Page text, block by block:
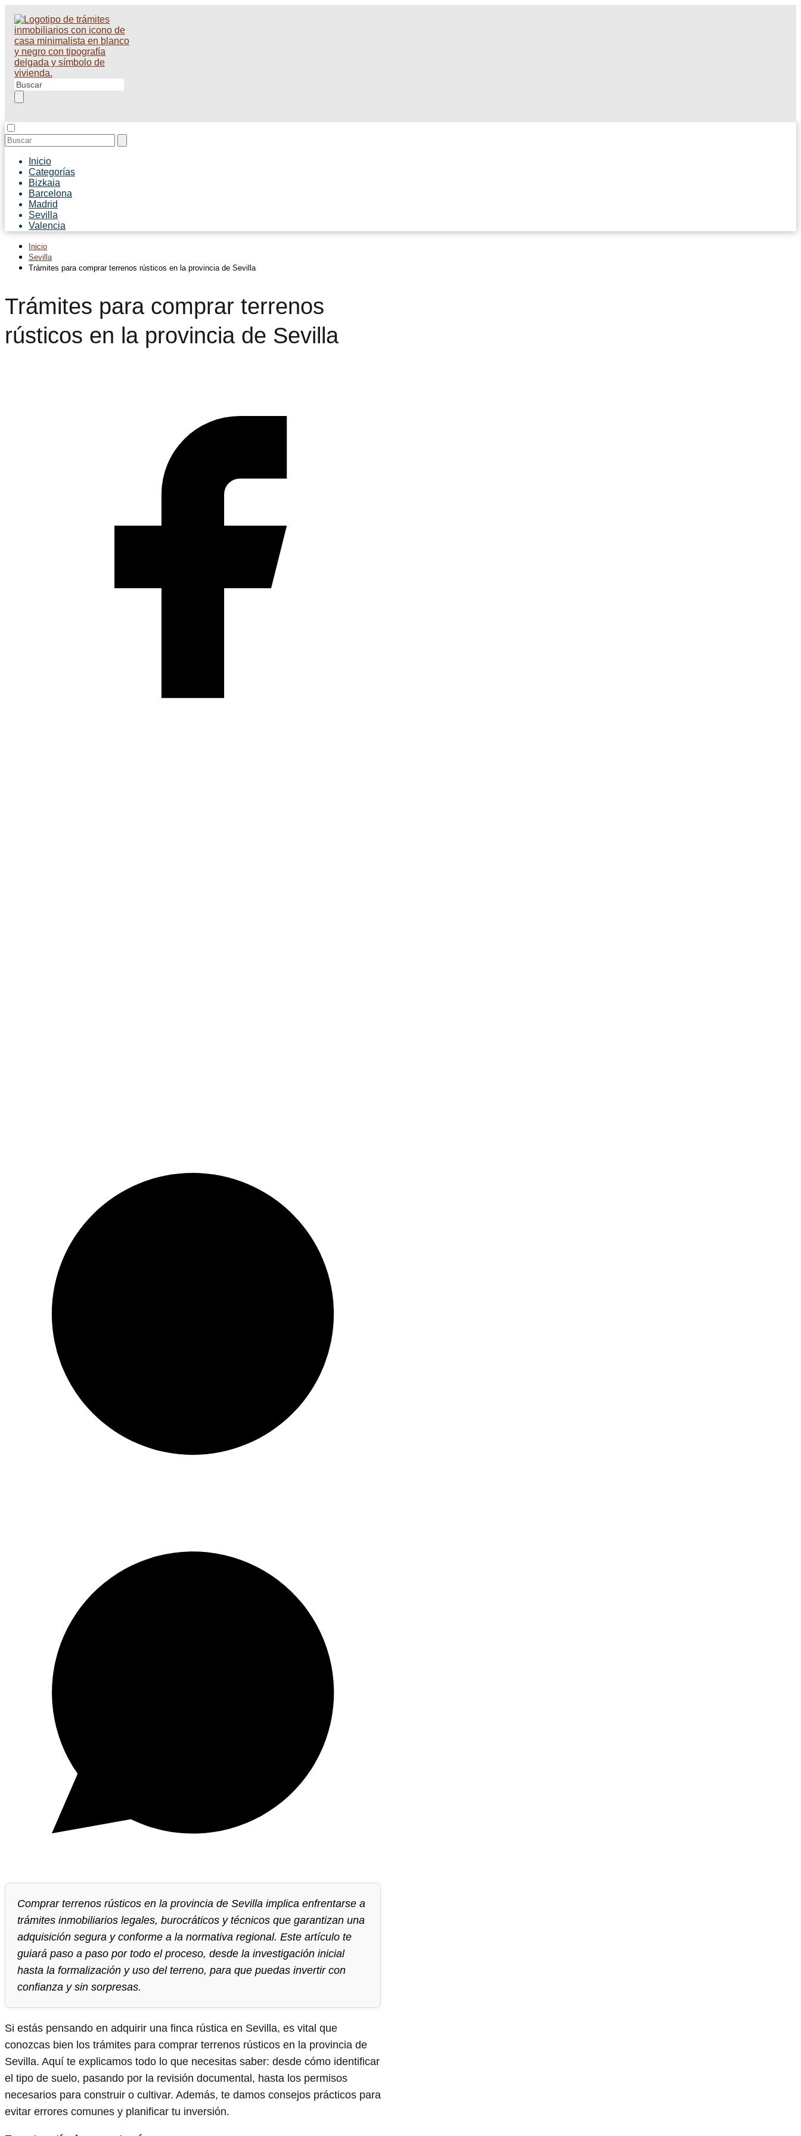
Inicio
Categorías
Bizkaia
Barcelona
Madrid
Sevilla
Valencia
Inicio
Sevilla
Trámites para comprar terrenos rústicos en la provincia de Sevilla
Trámites para comprar terrenos
rústicos en la provincia de Sevilla
Comprar terrenos rústicos en la provincia de Sevilla implica enfrentarse a
trámites inmobiliarios legales, burocráticos y técnicos que garantizan una
adquisición segura y conforme a la normativa regional. Este artículo te
guiará paso a paso por todo el proceso, desde la investigación inicial
hasta la formalización y uso del terreno, para que puedas invertir con
confianza y sin sorpresas.
Si estás pensando en adquirir una finca rústica en Sevilla, es vital que
conozcas bien los trámites para comprar terrenos rústicos en la provincia de
Sevilla. Aquí te explicamos todo lo que necesitas saber: desde cómo identificar
el tipo de suelo, pasando por la revisión documental, hasta los permisos
necesarios para construir o cultivar. Además, te damos consejos prácticos para
evitar errores comunes y planificar tu inversión.